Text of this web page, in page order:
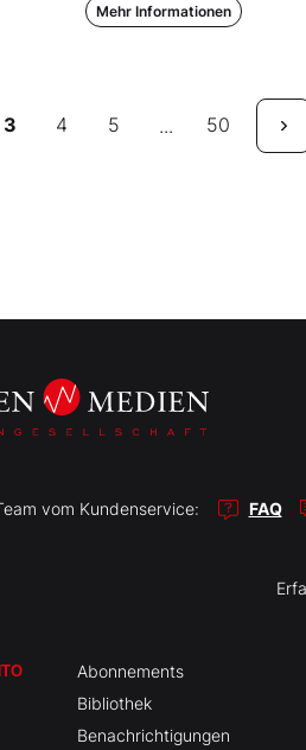
Mehr Informationen
3 4 5 ... 50
vom Kundenservice: FAQ
Abonnements
Bibliothek
Benachrichtigungen